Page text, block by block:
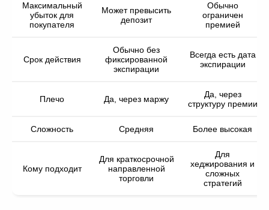
Максимальный
убыток для
покупателя
Может превысить
депозит
Обычно
ограничен
премией
Срок действия
Обычно без
фиксированной
экспирации
Всегда есть дата
экспирации
Плечо Да, через маржу
Да, через
структуру премии
Сложность Средняя Более высокая
Кому подходит
Для краткосрочной
направленной
торговли
Для
хеджирования и
сложных
стратегий